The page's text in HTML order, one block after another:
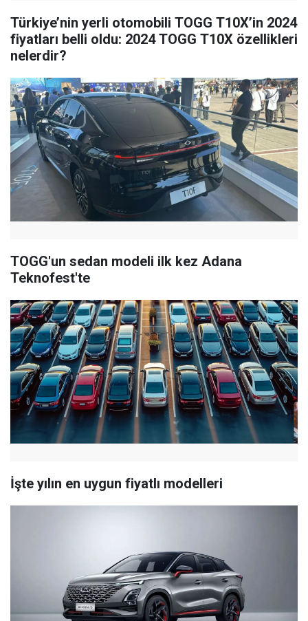
Türkiye’nin yerli otomobili TOGG T10X’in 2024
fiyatları belli oldu: 2024 TOGG T10X özellikleri
nelerdir?
TOGG'un sedan modeli ilk kez Adana
Teknofest'te
İşte yılın en uygun fiyatlı modelleri